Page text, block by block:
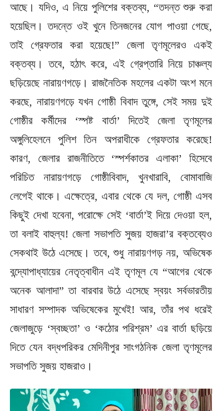
আছে। যদিও, এ নিয়ে পুলিশের বক্তব্য, “তদন্ত শুরু করা
হয়েছিল। তদন্তে ওই খুনে তিনজনের যোগ পাওয়া গেছে,
তাই গ্রেফতার করা হয়েছে!” জেলা তৃণমূলেরও একই
বক্তব্য। তবে, হঠাৎ করে, এই গ্রেপ্তারি নিয়ে চাঞ্চল্য
ছড়িয়েছে নারায়ণগড়ে। রাজনৈতিক মহলের একটা অংশ মনে
করছে, নারায়ণগড়ে যখন গোষ্ঠী বিবাদ তুঙ্গে, সেই সময় দুই
গোষ্ঠীর কর্মীদের ‘স্পষ্ট বার্তা’ দিতেই জেলা তৃণমূলের
অঙ্গুলিহেলনে পুলিশ তিন অপরাধীকে গ্রেফতার করেছে!
কারণ, জেলার রাজনীতিতে ‘স্পর্শকাতর এলাকা’ হিসেবে
পরিচিত নারায়ণগড়ে গোষ্ঠীবিবাদ, খুনখারাবি, বোমাবাজি
লেগেই থাকে। এক্ষেত্রে, এবার থেকে যে দল, গোষ্ঠী এসব
কিছুই দেখা হবেনা, পরোক্ষে সেই ‘বার্তা’ই দিয়ে দেওয়া হল,
তা বলাই বাহুল্য! জেলা সভাপতি সুজয় হাজরা’র বক্তব্যেও
সেকথাই উঠে এসেছে। তবে, শুধু নারায়ণগড় নয়, অভিষেক
বন্দ্যোপাধ্যায়ের নেতৃত্বাধীন এই তৃণমূল যে “আগের থেকে
অনেক আলাদা” তা বারবার উঠে এসেছে স্বয়ং সর্বভারতীয়
সাধারণ সম্পাদক অভিষেকের মুখেই! আর, তাঁর পথ ধরেই
জেলাজুড়ে ‘স্বচ্ছতা’ ও ‘কঠোর পরিশ্রম’ এর বার্তা ছড়িয়ে
দিতে যেন বদ্ধপরিকর মেদিনীপুর সাংগঠনিক জেলা তৃণমূলের
সভাপতি সুজয় হাজরাও।